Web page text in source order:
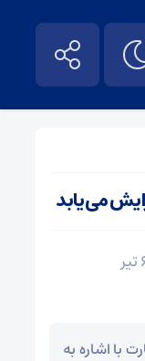
می‌یابد
با اشاره به